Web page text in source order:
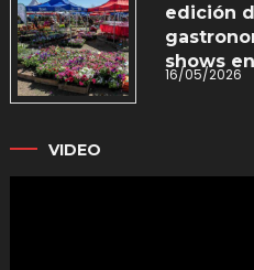
edición
shows
16/05/2026
VIDEO